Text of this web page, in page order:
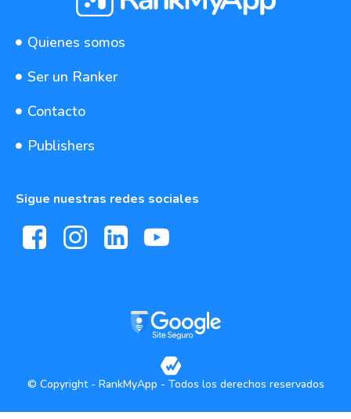
Quienes somos
Ser un Ranker
Contacto
Publishers
Sigue nuestras redes sociales
© Copyright - RankMyApp - Todos los derechos reservados